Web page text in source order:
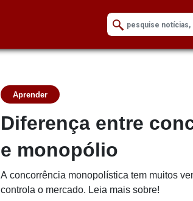
Aprender
Diferença entre
e monopólio
A concorrência monopolística tem muitos
controla o mercado. Leia mais sobre!